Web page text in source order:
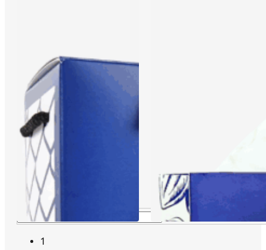
Cos cadou Craciun
CG7
Comandă până la 15:00 :
livrare mâine
Indisponibil
1